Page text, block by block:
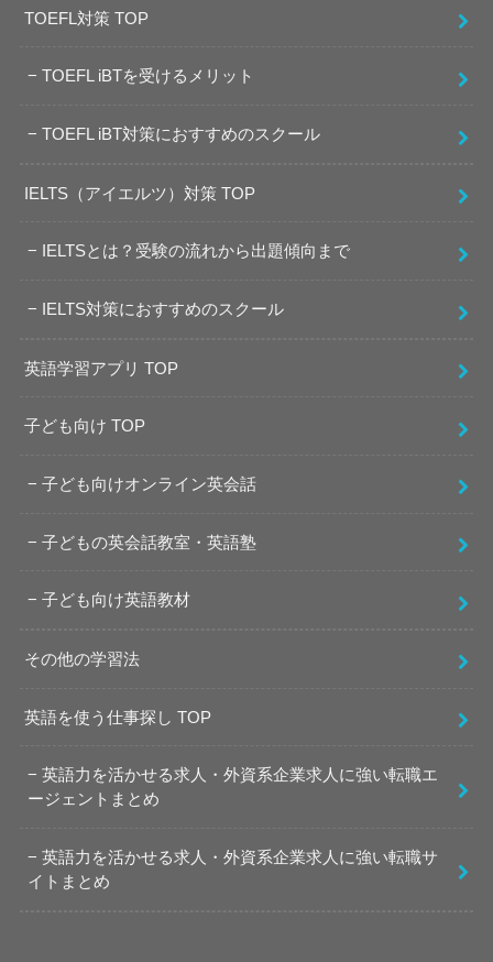
TOEFL対策 TOP
TOEFL iBTを受けるメリット
TOEFL iBT対策におすすめのスクール
IELTS（アイエルツ）対策 TOP
IELTSとは？受験の流れから出題傾向まで
IELTS対策におすすめのスクール
英語学習アプリ TOP
子ども向け TOP
子ども向けオンライン英会話
子どもの英会話教室・英語塾
子ども向け英語教材
その他の学習法
英語を使う仕事探し TOP
英語力を活かせる求人・外資系企業求人に強い転職エ
ージェントまとめ
英語力を活かせる求人・外資系企業求人に強い転職サ
イトまとめ